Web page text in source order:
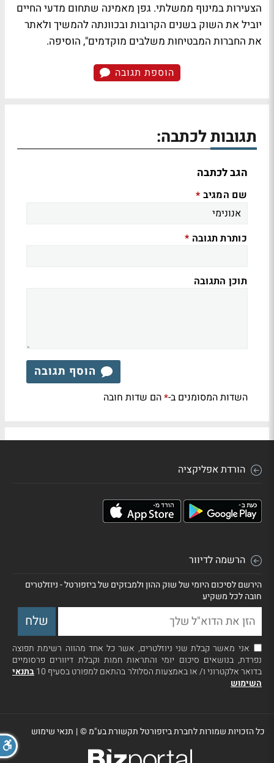
הצעירות במינוף ממשלתי. גפן מאמינה שתחום מדעי החיים
יוביל את השוק בשנים הקרובות ובכוונתה להמשיך ולאתר
את החברות המבטיחות משלבים מוקדמים", הוסיפה.
הוספת תגובה
תגובות לכתבה:
הגב לכתבה
שם המגיב *
כותרת תגובה *
תוכן התגובה
הוסף תגובה
השדות המסומנים ב-*הם שדות חובה
הורדת אפליקציה
הרשמה לדיוור
הירשם לסיכום היומי של שוק ההון ולמבזקים של ביזפורטל - ניוזלטרים
חובה לכל משקיע
אני מאשר קבלת שני ניוזלטרים, אשר כל אחד מהווה רשימת תפוצה
נפרדת, בנושאים סיכום יומי והתראות חמות וקבלת דיוורים פרסומיים
בדואר אלקטרוני ו/ או באמצעות הסלולר בהתאם למפורט בסעיף 10
בתנאי
השימוש
כל הזכויות שמורות לחברת ביזפורטל תקשורת בע"מ ©| תנאי שימוש